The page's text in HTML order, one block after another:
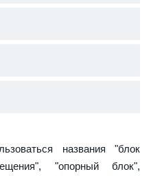
названия "блок
"опорный блок",